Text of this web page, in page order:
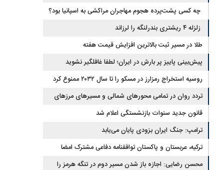
بازنشستگان تامین اجتماعی
چه کسی پشت‌پرده هجوم مهاجران مراکشی به اسپانیا بود؟
زلزله ۴ ریشتری بندرلنگه را لرزاند
طلا در مسیر ثبت بالاترین افزایش قیمت هفته
پیش‌بینی پاییز پر بارش در ایران؛ لطفا غافلگیر نشوید
روسیه استخراج رمزارز در مسکو را تا سال ۲۰۳۲ ممنوع کرد
تردد روان در تمامی محورهای شمالی و مسیرهای مرزهای
اربعین
قانون جدید سنوات بازنشستگی اعلام شد
ترامپ: جنگ ایران بزودی پایان می‌یابد
ترکیه، عربستان و پاکستان توافقنامه دفاعی مشترک امضا
می‌کنند
محسن رضایی: اجازه باز شدن مسیر دوم در تنگه هرمز را